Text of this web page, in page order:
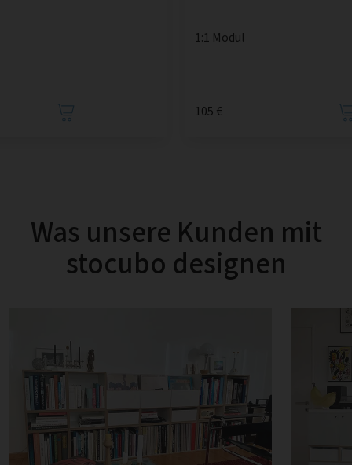
1:1 Modul
105 €
Was unsere Kunden mit
stocubo designen